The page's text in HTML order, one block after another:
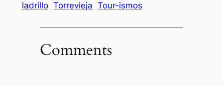
ladrillo Torrevieja Tour-ismos
Comments